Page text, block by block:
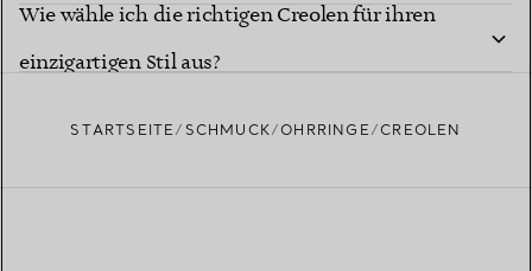
erhältlich?
Wie wähle ich die richtigen Creolen für ihren
einzigartigen Stil aus?
STARTSEITE SCHMUCK OHRRINGE CREOLEN